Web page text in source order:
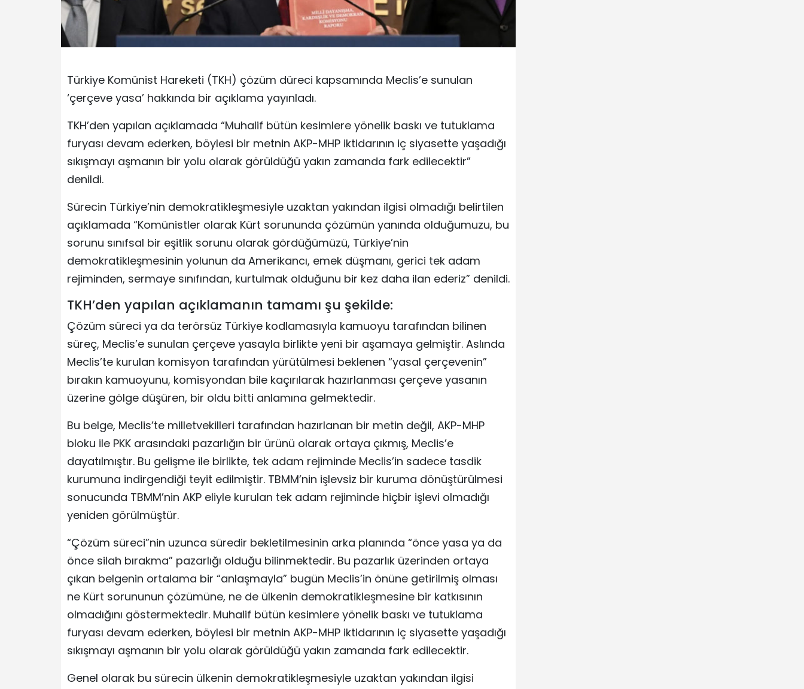
Türkiye Komünist Hareketi (TKH) çözüm düreci kapsamında Meclis’e sunulan
‘çerçeve yasa’ hakkında bir açıklama yayınladı.
TKH’den yapılan açıklamada “Muhalif bütün kesimlere yönelik baskı ve tutuklama
furyası devam ederken, böylesi bir metnin AKP-MHP iktidarının iç siyasette yaşadığı
sıkışmayı aşmanın bir yolu olarak görüldüğü yakın zamanda fark edilecektir”
denildi.
Sürecin Türkiye’nin demokratikleşmesiyle uzaktan yakından ilgisi olmadığı belirtilen
açıklamada “Komünistler olarak Kürt sorununda çözümün yanında olduğumuzu, bu
sorunu sınıfsal bir eşitlik sorunu olarak gördüğümüzü, Türkiye’nin
demokratikleşmesinin yolunun da Amerikancı, emek düşmanı, gerici tek adam
rejiminden, sermaye sınıfından, kurtulmak olduğunu bir kez daha ilan ederiz” denildi.
TKH’den yapılan açıklamanın tamamı şu şekilde:
Çözüm süreci ya da terörsüz Türkiye kodlamasıyla kamuoyu tarafından bilinen
süreç, Meclis’e sunulan çerçeve yasayla birlikte yeni bir aşamaya gelmiştir. Aslında
Meclis’te kurulan komisyon tarafından yürütülmesi beklenen “yasal çerçevenin”
bırakın kamuoyunu, komisyondan bile kaçırılarak hazırlanması çerçeve yasanın
üzerine gölge düşüren, bir oldu bitti anlamına gelmektedir.
Bu belge, Meclis’te milletvekilleri tarafından hazırlanan bir metin değil, AKP-MHP
bloku ile PKK arasındaki pazarlığın bir ürünü olarak ortaya çıkmış, Meclis’e
dayatılmıştır. Bu gelişme ile birlikte, tek adam rejiminde Meclis’in sadece tasdik
kurumuna indirgendiği teyit edilmiştir. TBMM’nin işlevsiz bir kuruma dönüştürülmesi
sonucunda TBMM’nin AKP eliyle kurulan tek adam rejiminde hiçbir işlevi olmadığı
yeniden görülmüştür.
“Çözüm süreci”nin uzunca süredir bekletilmesinin arka planında “önce yasa ya da
önce silah bırakma” pazarlığı olduğu bilinmektedir. Bu pazarlık üzerinden ortaya
çıkan belgenin ortalama bir “anlaşmayla” bugün Meclis’in önüne getirilmiş olması
ne Kürt sorununun çözümüne, ne de ülkenin demokratikleşmesine bir katkısının
olmadığını göstermektedir. Muhalif bütün kesimlere yönelik baskı ve tutuklama
furyası devam ederken, böylesi bir metnin AKP-MHP iktidarının iç siyasette yaşadığı
sıkışmayı aşmanın bir yolu olarak görüldüğü yakın zamanda fark edilecektir.
Genel olarak bu sürecin ülkenin demokratikleşmesiyle uzaktan yakından ilgisi